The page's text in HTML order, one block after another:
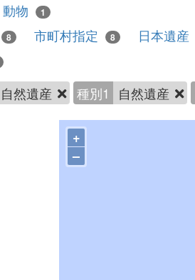
動物 1
8 市町村指定 8 日本遺産
自然遺産 種別1 自然遺産
+
–